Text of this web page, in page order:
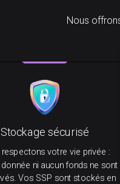
Nous
Stockage sécurisé
respectons votre vie privée :
ni aucun fonds ne sont
Vos SSP sont stockés en